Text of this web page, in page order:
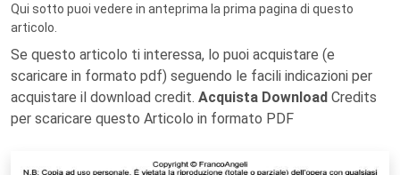
Qui sotto puoi vedere in anteprima la prima pagina di questo
articolo.
Se questo articolo ti interessa, lo puoi acquistare (e
scaricare in formato pdf) seguendo le facili indicazioni per
acquistare il download credit. Acquista Download Credits
per scaricare questo Articolo in formato PDF